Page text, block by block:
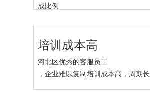
成比例
培训成本高
河北区优秀的客服员工
，企业难以复制培训成本高，周期长